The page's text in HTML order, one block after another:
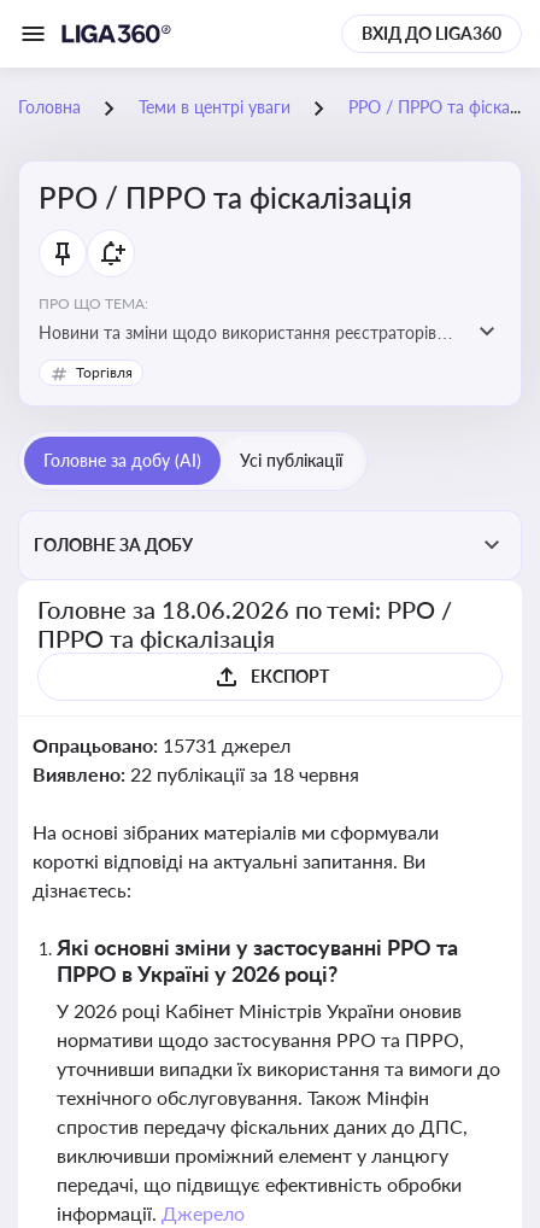
ВХІД ДО LIGA360
Головна Теми в центрі уваги РРО / ПРРО та фіскалізація
РРО / ПРРО та фіскалізація
ПРО ЩО ТЕМА:
Новини та зміни щодо використання реєстраторів
розрахункових операцій, аналіз законодавства про
РРО, позиції ДПС та судів щодо РРО
Торгівля
Головне за добу (AI) Усі публікації
ГОЛОВНЕ ЗА ДОБУ
Головне за 18.06.2026 по темі: РРО /
ПРРО та фіскалізація
ЕКСПОРТ
Опрацьовано: 15731 джерел
Виявлено: 22 публікації за 18 червня
На основі зібраних матеріалів ми сформували
короткі відповіді на актуальні запитання. Ви
дізнаєтесь:
Які основні зміни у застосуванні РРО та
ПРРО в Україні у 2026 році?
У 2026 році Кабінет Міністрів України оновив
нормативи щодо застосування РРО та ПРРО,
уточнивши випадки їх використання та вимоги до
технічного обслуговування. Також Мінфін
спростив передачу фіскальних даних до ДПС,
виключивши проміжний елемент у ланцюгу
передачі, що підвищує ефективність обробки
інформації. Джерело